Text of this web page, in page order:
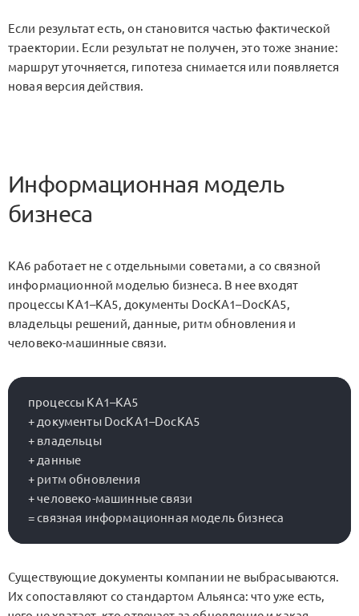
Если результат есть, он становится частью фактической
траектории. Если результат не получен, это тоже знание:
маршрут уточняется, гипотеза снимается или появляется
новая версия действия.
Информационная модель
бизнеса
KA6 работает не с отдельными советами, а со связной
информационной моделью бизнеса. В нее входят
процессы KA1–KA5, документы DocKA1–DocKA5,
владельцы решений, данные, ритм обновления и
человеко-машинные связи.
процессы KA1–KA5
+ документы DocKA1–DocKA5
+ владельцы
+ данные
+ ритм обновления
+ человеко-машинные связи
Существующие документы компании не выбрасываются.
Их сопоставляют со стандартом Альянса: что уже есть,